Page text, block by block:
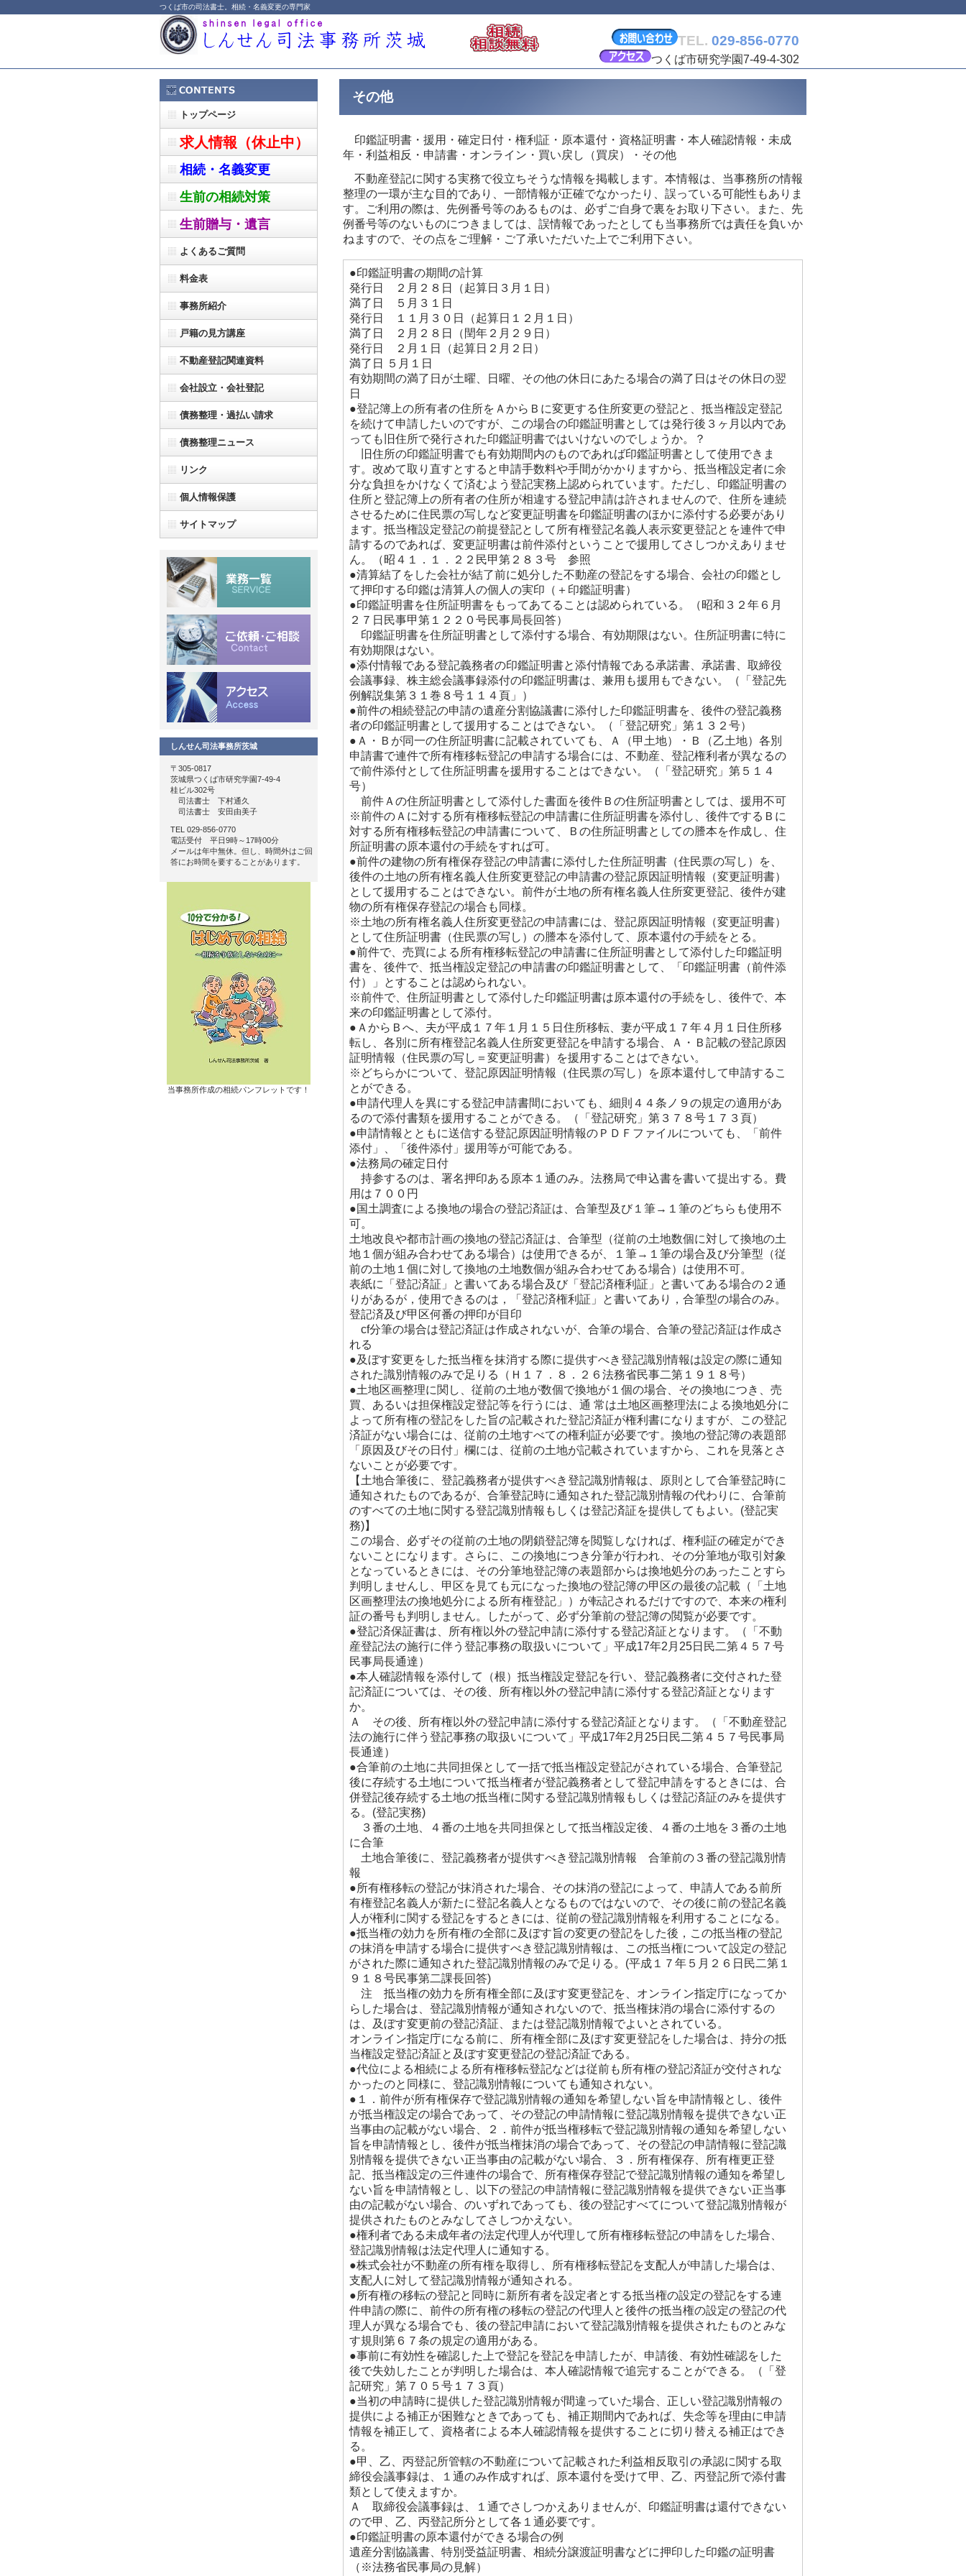
つくば市の司法書士。相続・名義変更の専門家
TEL. 029-856-0770
つくば市研究学園7-49-4-302
その他
印鑑証明書・援用・確定日付・権利証・原本還付・資格証明書・本人確認情報・未成
年・利益相反・申請書・オンライン・買い戻し（買戻）・その他
不動産登記に関する実務で役立ちそうな情報を掲載します。本情報は、当事務所の情報
整理の一環が主な目的であり、一部情報が正確でなかったり、誤っている可能性もありま
す。ご利用の際は、先例番号等のあるものは、必ずご自身で裏をお取り下さい。また、先
例番号等のないものにつきましては、誤情報であったとしても当事務所では責任を負いか
ねますので、その点をご理解・ご了承いただいた上でご利用下さい。
●印鑑証明書の期間の計算
発行日 ２月２８日（起算日３月１日）
満了日 ５月３１日
発行日 １１月３０日（起算日１２月１日）
満了日 ２月２８日（閏年２月２９日）
発行日 ２月１日（起算日２月２日）
満了日 ５月１日
有効期間の満了日が土曜、日曜、その他の休日にあたる場合の満了日はその休日の翌
日
●登記簿上の所有者の住所をＡからＢに変更する住所変更の登記と、抵当権設定登記
を続けて申請したいのですが、この場合の印鑑証明書としては発行後３ヶ月以内であ
っても旧住所で発行された印鑑証明書ではいけないのでしょうか。？
旧住所の印鑑証明書でも有効期間内のものであれば印鑑証明書として使用できま
す。改めて取り直すとすると申請手数料や手間がかかりますから、抵当権設定者に余
分な負担をかけなくて済むよう登記実務上認められています。ただし、印鑑証明書の
住所と登記簿上の所有者の住所が相違する登記申請は許されませんので、住所を連続
させるために住民票の写しなど変更証明書を印鑑証明書のほかに添付する必要があり
ます。抵当権設定登記の前提登記として所有権登記名義人表示変更登記とを連件で申
請するのであれば、変更証明書は前件添付ということで援用してさしつかえありませ
ん。（昭４１．１．２２民甲第２８３号 参照
●清算結了をした会社が結了前に処分した不動産の登記をする場合、会社の印鑑とし
て押印する印鑑は清算人の個人の実印（＋印鑑証明書）
●印鑑証明書を住所証明書をもってあてることは認められている。（昭和３２年６月
２７日民事甲第１２２０号民事局長回答）
印鑑証明書を住所証明書として添付する場合、有効期限はない。住所証明書に特に
有効期限はない。
●添付情報である登記義務者の印鑑証明書と添付情報である承諾書、承諾書、取締役
会議事録、株主総会議事録添付の印鑑証明書は、兼用も援用もできない。（「登記先
例解説集第３１巻８号１１４頁」）
●前件の相続登記の申請の遺産分割協議書に添付した印鑑証明書を、後件の登記義務
者の印鑑証明書として援用することはできない。（「登記研究」第１３２号）
●Ａ・Ｂが同一の住所証明書に記載されていても、Ａ（甲土地）・Ｂ（乙土地）各別
申請書で連件で所有権移転登記の申請する場合には、不動産、登記権利者が異なるの
で前件添付として住所証明書を援用することはできない。（「登記研究」第５１４
号）
前件Ａの住所証明書として添付した書面を後件Ｂの住所証明書としては、援用不可
※前件のＡに対する所有権移転登記の申請書に住所証明書を添付し、後件でするＢに
対する所有権移転登記の申請書について、Ｂの住所証明書としての謄本を作成し、住
所証明書の原本還付の手続をすれば可。
●前件の建物の所有権保存登記の申請書に添付した住所証明書（住民票の写し）を、
後件の土地の所有権名義人住所変更登記の申請書の登記原因証明情報（変更証明書）
として援用することはできない。前件が土地の所有権名義人住所変更登記、後件が建
物の所有権保存登記の場合も同様。
※土地の所有権名義人住所変更登記の申請書には、登記原因証明情報（変更証明書）
として住所証明書（住民票の写し）の謄本を添付して、原本還付の手続をとる。
●前件で、売買による所有権移転登記の申請書に住所証明書として添付した印鑑証明
書を、後件で、抵当権設定登記の申請書の印鑑証明書として、「印鑑証明書（前件添
付）」とすることは認められない。
※前件で、住所証明書として添付した印鑑証明書は原本還付の手続をし、後件で、本
来の印鑑証明書として添付。
●ＡからＢへ、夫が平成１７年１月１５日住所移転、妻が平成１７年４月１日住所移
転し、各別に所有権登記名義人住所変更登記を申請する場合、Ａ・Ｂ記載の登記原因
証明情報（住民票の写し＝変更証明書）を援用することはできない。
※どちらかについて、登記原因証明情報（住民票の写し）を原本還付して申請するこ
とができる。
●申請代理人を異にする登記申請書間においても、細則４４条ノ９の規定の適用があ
るので添付書類を援用することができる。（「登記研究」第３７８号１７３頁）
●申請情報とともに送信する登記原因証明情報のＰＤＦファイルについても、「前件
添付」、「後件添付」援用等が可能である。
●法務局の確定日付
持参するのは、署名押印ある原本１通のみ。法務局で申込書を書いて提出する。費
用は７００円
●国土調査による換地の場合の登記済証は、合筆型及び１筆→１筆のどちらも使用不
可。
土地改良や都市計画の換地の登記済証は、合筆型（従前の土地数個に対して換地の土
地１個が組み合わせてある場合）は使用できるが、１筆→１筆の場合及び分筆型（従
前の土地１個に対して換地の土地数個が組み合わせてある場合）は使用不可。
表紙に「登記済証」と書いてある場合及び「登記済権利証」と書いてある場合の２通
りがあるが，使用できるのは，「登記済権利証」と書いてあり，合筆型の場合のみ。
登記済及び甲区何番の押印が目印
cf分筆の場合は登記済証は作成されないが、合筆の場合、合筆の登記済証は作成さ
れる
●及ぼす変更をした抵当権を抹消する際に提供すべき登記識別情報は設定の際に通知
された識別情報のみで足りる（Ｈ１７．８．２６法務省民事二第１９１８号）
●土地区画整理に関し、従前の土地が数個で換地が１個の場合、その換地につき、売
買、あるいは担保権設定登記等を行うには、通 常は土地区画整理法による換地処分に
よって所有権の登記をした旨の記載された登記済証が権利書になりますが、この登記
済証がない場合には、従前の土地すべての権利証が必要です。換地の登記簿の表題部
「原因及びその日付」欄には、従前の土地が記載されていますから、これを見落とさ
ないことが必要です。
【土地合筆後に、登記義務者が提供すべき登記識別情報は、原則として合筆登記時に
通知されたものであるが、合筆登記時に通知された登記識別情報の代わりに、合筆前
のすべての土地に関する登記識別情報もしくは登記済証を提供してもよい。(登記実
務)】
この場合、必ずその従前の土地の閉鎖登記簿を閲覧しなければ、権利証の確定ができ
ないことになります。さらに、この換地につき分筆が行われ、その分筆地が取引対象
となっているときには、その分筆地登記簿の表題部からは換地処分のあったことすら
判明しませんし、甲区を見ても元になった換地の登記簿の甲区の最後の記載（「土地
区画整理法の換地処分による所有権登記」）が転記されるだけですので、本来の権利
証の番号も判明しません。したがって、必ず分筆前の登記簿の閲覧が必要です。
●登記済保証書は、所有権以外の登記申請に添付する登記済証となります。（「不動
産登記法の施行に伴う登記事務の取扱いについて」平成17年2月25日民二第４５７号
民事局長通達）
●本人確認情報を添付して（根）抵当権設定登記を行い、登記義務者に交付された登
記済証については、その後、所有権以外の登記申請に添付する登記済証となります
か。
Ａ その後、所有権以外の登記申請に添付する登記済証となります。（「不動産登記
法の施行に伴う登記事務の取扱いについて」平成17年2月25日民二第４５７号民事局
長通達）
●合筆前の土地に共同担保として一括で抵当権設定登記がされている場合、合筆登記
後に存続する土地について抵当権者が登記義務者として登記申請をするときには、合
併登記後存続する土地の抵当権に関する登記識別情報もしくは登記済証のみを提供す
る。(登記実務)
３番の土地、４番の土地を共同担保として抵当権設定後、４番の土地を３番の土地
に合筆
土地合筆後に、登記義務者が提供すべき登記識別情報 合筆前の３番の登記識別情
報
●所有権移転の登記が抹消された場合、その抹消の登記によって、申請人である前所
有権登記名義人が新たに登記名義人となるものではないので、その後に前の登記名義
人が権利に関する登記をするときには、従前の登記識別情報を利用することになる。
●抵当権の効力を所有権の全部に及ぼす旨の変更の登記をした後，この抵当権の登記
の抹消を申請する場合に提供すべき登記識別情報は、この抵当権について設定の登記
がされた際に通知された登記識別情報のみで足りる。(平成１７年５月２６日民二第１
９１８号民事第二課長回答)
注 抵当権の効力を所有権全部に及ぼす変更登記を、オンライン指定庁になってか
らした場合は、登記識別情報が通知されないので、抵当権抹消の場合に添付するの
は、及ぼす変更前の登記済証、または登記識別情報でよいとされている。
オンライン指定庁になる前に、所有権全部に及ぼす変更登記をした場合は、持分の抵
当権設定登記済証と及ぼす変更登記の登記済証である。
●代位による相続による所有権移転登記などは従前も所有権の登記済証が交付されな
かったのと同様に、登記識別情報についても通知されない。
●１．前件が所有権保存で登記識別情報の通知を希望しない旨を申請情報とし、後件
が抵当権設定の場合であって、その登記の申請情報に登記識別情報を提供できない正
当事由の記載がない場合、２．前件が抵当権移転で登記識別情報の通知を希望しない
旨を申請情報とし、後件が抵当権抹消の場合であって、その登記の申請情報に登記識
別情報を提供できない正当事由の記載がない場合、３．所有権保存、所有権更正登
記、抵当権設定の三件連件の場合で、所有権保存登記で登記識別情報の通知を希望し
ない旨を申請情報とし、以下の登記の申請情報に登記識別情報を提供できない正当事
由の記載がない場合、のいずれであっても、後の登記すべてについて登記識別情報が
提供されたものとみなしてさしつかえない。
●権利者である未成年者の法定代理人が代理して所有権移転登記の申請をした場合、
登記識別情報は法定代理人に通知する。
●株式会社が不動産の所有権を取得し、所有権移転登記を支配人が申請した場合は、
支配人に対して登記識別情報が通知される。
●所有権の移転の登記と同時に新所有者を設定者とする抵当権の設定の登記をする連
件申請の際に、前件の所有権の移転の登記の代理人と後件の抵当権の設定の登記の代
理人が異なる場合でも、後の登記申請において登記識別情報を提供されたものとみな
す規則第６７条の規定の適用がある。
●事前に有効性を確認した上で登記を登記を申請したが、申請後、有効性確認をした
後で失効したことが判明した場合は、本人確認情報で追完することができる。（「登
記研究」第７０５号１７３頁）
●当初の申請時に提供した登記識別情報が間違っていた場合、正しい登記識別情報の
提供による補正が困難なときであっても、補正期間内であれば、失念等を理由に申請
情報を補正して、資格者による本人確認情報を提供することに切り替える補正はでき
る。
●甲、乙、丙登記所管轄の不動産について記載された利益相反取引の承認に関する取
締役会議事録は、１通のみ作成すれば、原本還付を受けて甲、乙、丙登記所で添付書
類として使えますか。
Ａ 取締役会議事録は、１通でさしつかえありませんが、印鑑証明書は還付できない
ので甲、乙、丙登記所分として各１通必要です。
●印鑑証明書の原本還付ができる場合の例
遺産分割協議書、特別受益証明書、相続分譲渡証明書などに押印した印鑑の証明書
（※法務省民事局の見解）
トップページ
求人情報（休止中）
相続・名義変更
生前の相続対策
生前贈与・遺言
よくあるご質問
料金表
事務所紹介
戸籍の見方講座
不動産登記関連資料
会社設立・会社登記
債務整理・過払い請求
債務整理ニュース
リンク
個人情報保護
サイトマップ
しんせん司法事務所茨城
〒305-0817
茨城県つくば市研究学園7-49-4
桂ビル302号
司法書士 下村通久
司法書士 安田由美子
TEL 029-856-0770
電話受付 平日9時～17時00分
メールは年中無休。但し、時間外はご回
答にお時間を要することがあります。
当事務所作成の相続パンフレットです！